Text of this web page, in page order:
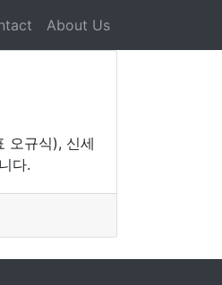
About Us
오규식), 신세
다.